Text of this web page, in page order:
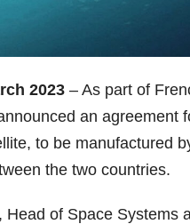
2023 – As part of
an agreement
to be manufactured
the two countries.
Head of Space Systems